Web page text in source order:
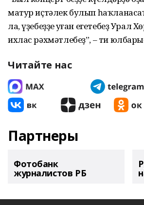
матур иҫтәлек булып
ла, үҙебеҙҙең уңған егетебеҙ Урал
ихлас рәхмәтлебеҙ”, – ти
Читайте нас
Партнеры
Фотобанк
журналистов РБ